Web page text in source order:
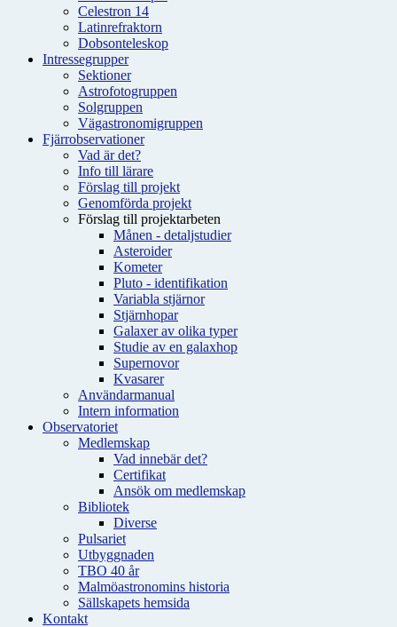
Celestron 14
Latinrefraktorn
Dobsonteleskop
Intressegrupper
Sektioner
Astrofotogruppen
Solgruppen
Vägastronomigruppen
Fjärrobservationer
Vad är det?
Info till lärare
Förslag till projekt
Genomförda projekt
Förslag till projektarbeten
Månen - detaljstudier
Asteroider
Kometer
Pluto - identifikation
Variabla stjärnor
Stjärnhopar
Galaxer av olika typer
Studie av en galaxhop
Supernovor
Kvasarer
Användarmanual
Intern information
Observatoriet
Medlemskap
Vad innebär det?
Certifikat
Ansök om medlemskap
Bibliotek
Diverse
Pulsariet
Utbyggnaden
TBO 40 år
Malmöastronomins historia
Sällskapets hemsida
Kontakt